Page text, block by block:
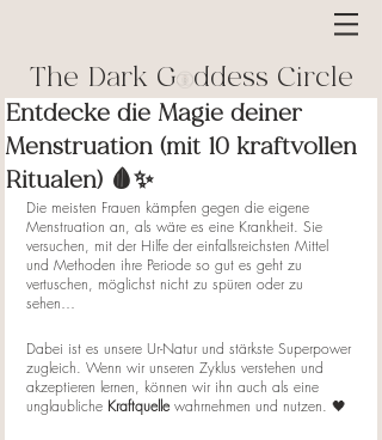
The Dark G ddess Circle
Entdecke die Magie deiner
Menstruation (mit 10 kraftvollen
Ritualen) 🩸✨
Die meisten Frauen kämpfen gegen die eigene
Menstruation an, als wäre es eine Krankheit. Sie
versuchen, mit der Hilfe der einfallsreichsten Mittel
und Methoden ihre Periode so gut es geht zu
vertuschen, möglichst nicht zu spüren oder zu
sehen…
Dabei ist es unsere Ur-Natur und stärkste Superpower
zugleich. Wenn wir unseren Zyklus verstehen und
akzeptieren lernen, können wir ihn auch als eine
unglaubliche Kraftquelle wahrnehmen und nutzen. 🖤